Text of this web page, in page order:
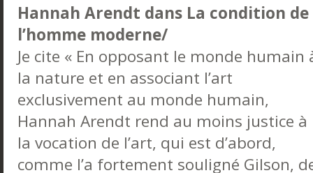
Hannah Arendt dans La condition de
l’homme moderne/
Je cite « En opposant le monde humain
la nature et en associant l’art
exclusivement au monde humain,
Hannah Arendt rend au moins justice à
la vocation de l’art, qui est d’abord,
comme l’a fortement souligné Gilson,